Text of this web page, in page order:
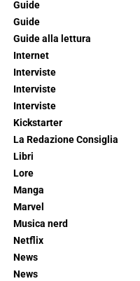
Guide
Guide
Guide alla lettura
Internet
Interviste
Interviste
Interviste
Kickstarter
La Redazione Consiglia
Libri
Lore
Manga
Marvel
Musica nerd
Netflix
News
News